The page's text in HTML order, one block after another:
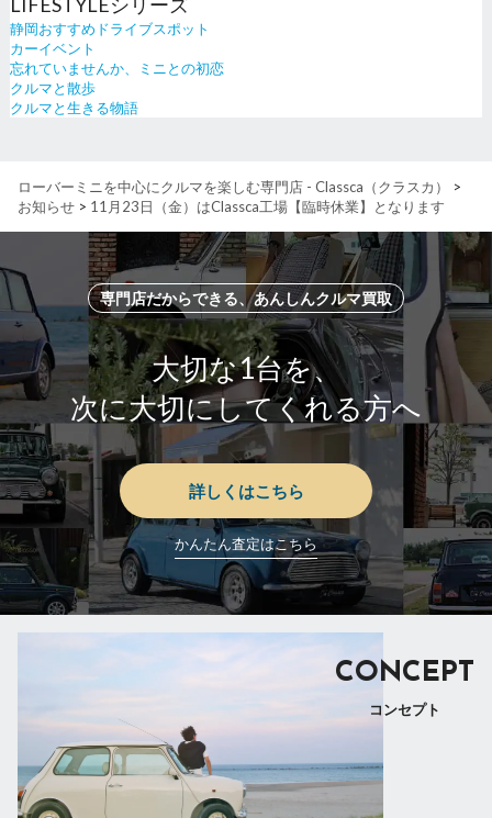
静岡おすすめドライブスポット
カーイベント
忘れていませんか、ミニとの初恋
クルマと散歩
クルマと生きる物語
ローバーミニを中心にクルマを楽しむ専門店 - Classca（クラスカ）
>
お知らせ > 11月23日（金）はClassca工場【臨時休業】となります
専門店だからできる、あんしんクルマ買取
大切な1台を、
次に大切にしてくれる方へ
詳しくはこちら
かんたん査定はこちら
CONCEPT
コンセプト